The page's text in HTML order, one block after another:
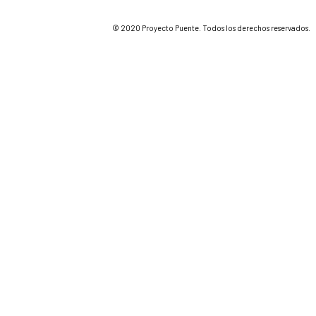
© 2020 Proyecto Puente. Todos los derechos reservados.